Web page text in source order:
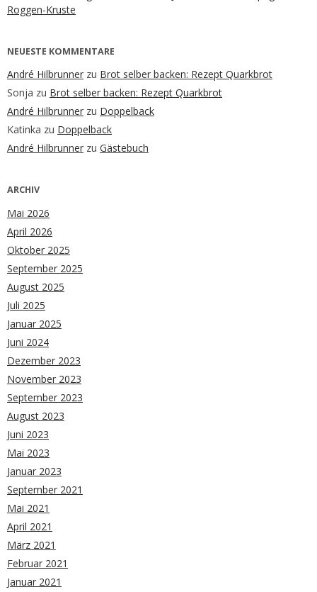
Roggen-Kruste
NEUESTE KOMMENTARE
André Hilbrunner zu Brot selber backen: Rezept Quarkbrot
Sonja zu Brot selber backen: Rezept Quarkbrot
André Hilbrunner zu Doppelback
Katinka zu Doppelback
André Hilbrunner zu Gästebuch
ARCHIV
Mai 2026
April 2026
Oktober 2025
September 2025
August 2025
Juli 2025
Januar 2025
Juni 2024
Dezember 2023
November 2023
September 2023
August 2023
Juni 2023
Mai 2023
Januar 2023
September 2021
Mai 2021
April 2021
März 2021
Februar 2021
Januar 2021